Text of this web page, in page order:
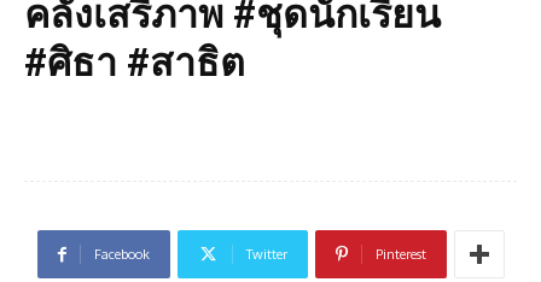
คลั่งเสรีภาพ #ชุดนักเรียน
#ศิธา #สาธิต
Facebook Twitter Pinterest